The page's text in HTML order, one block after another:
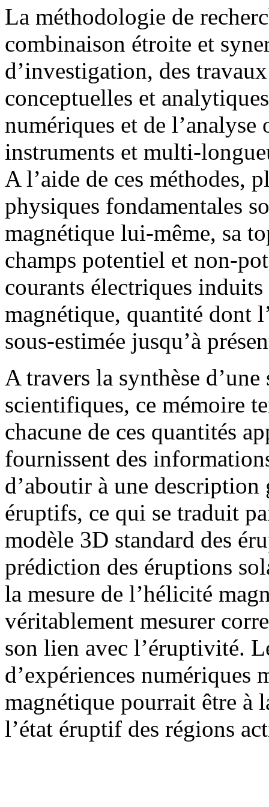
La méthodologie de
combinaison étroite et
d’investigation, des
conceptuelles et
numériques et de
instruments et multi-
A l’aide de ces méthodes,
physiques fondamentales
magnétique lui-même, sa
champs potentiel et non-
courants électriques
magnétique, quantité dont
sous-estimée jusqu’à
A travers la synthèse
scientifiques, ce mémoire
chacune de ces quantités
fournissent des
d’aboutir à une description
éruptifs, ce qui se traduit
modèle 3D standard des
prédiction des éruptions
la mesure de l’hélicité
véritablement mesurer
son lien avec l’éruptivité.
d’expériences numériques
magnétique pourrait être à
l’état éruptif des régions